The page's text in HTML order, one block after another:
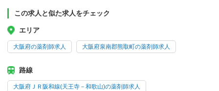
この求人と似た求人をチェック
エリア
大阪府の薬剤師求人 大阪府泉南郡熊取町の薬剤師求人
路線
大阪府ＪＲ阪和線(天王寺－和歌山)の薬剤師求人